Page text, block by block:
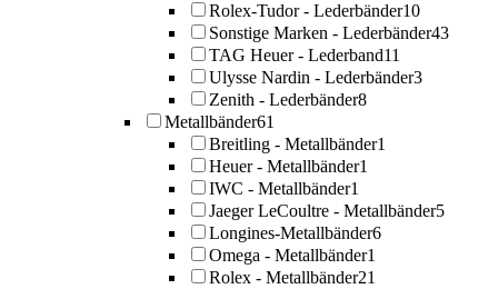
Rolex-Tudor - Lederbänder10
Sonstige Marken - Lederbänder43
TAG Heuer - Lederband11
Ulysse Nardin - Lederbänder3
Zenith - Lederbänder8
Metallbänder61
Breitling - Metallbänder1
Heuer - Metallbänder1
IWC - Metallbänder1
Jaeger LeCoultre - Metallbänder5
Longines-Metallbänder6
Omega - Metallbänder1
Rolex - Metallbänder21